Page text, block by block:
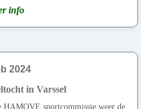
info
2024
in Varssel
HAMOVE sportcommissie weer de